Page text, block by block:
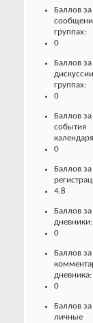
Баллов за
группах:
0
Баллов за
группах:
0
Баллов за
события
0
Баллов
4.8
Баллов за
дневники:
0
Баллов за
дневника:
0
Баллов за
личные